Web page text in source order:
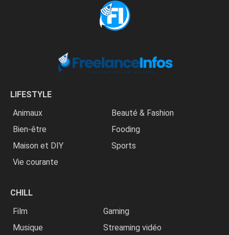
LIFESTYLE
Animaux
Beauté & Fashion
Bien-être
Fooding
Maison et DIY
Sports
Vie courante
CHILL
Film
Gaming
Musique
Streaming vidéo